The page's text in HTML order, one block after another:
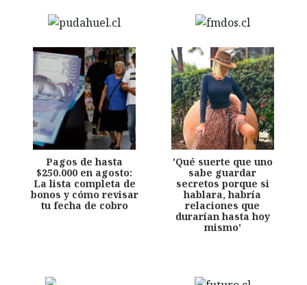
Pagos de hasta
$250.000 en agosto:
La lista completa de
bonos y cómo revisar
tu fecha de cobro
'Qué suerte que uno
sabe guardar
secretos porque si
hablara, habría
relaciones que
durarían hasta hoy
mismo'